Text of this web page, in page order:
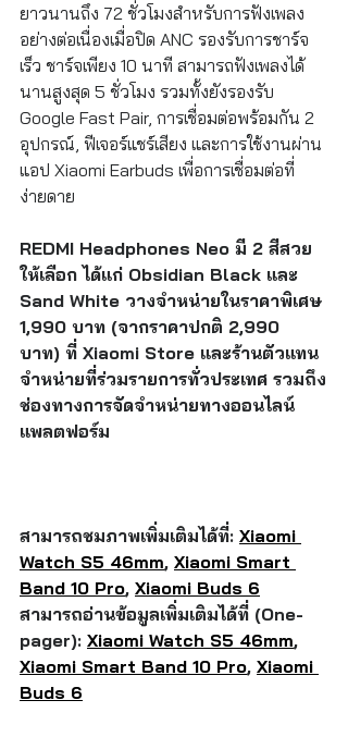
ยาวนานถึง 72 ชั่วโมงสำหรับการฟังเพลง
อย่างต่อเนื่องเมื่อปิด ANC รองรับการชาร์จ
เร็ว ชาร์จเพียง 10 นาที สามารถฟังเพลงได้
นานสูงสุด 5 ชั่วโมง รวมทั้งยังรองรับ
Google Fast Pair, การเชื่อมต่อพร้อมกัน 2
อุปกรณ์, ฟีเจอร์แชร์เสียง และการใช้งานผ่าน
แอป Xiaomi Earbuds เพื่อการเชื่อมต่อที่
ง่ายดาย
REDMI Headphones Neo มี 2 สีสวย
ให้เลือก ได้แก่ Obsidian Black และ
Sand White วางจำหน่ายในราคาพิเศษ
1,990 บาท (จากราคาปกติ 2,990
บาท) ที่ Xiaomi Store และร้านตัวแทน
จำหน่ายที่ร่วมรายการทั่วประเทศ รวมถึง
ช่องทางการจัดจำหน่ายทางออนไลน์
แพลตฟอร์ม
สามารถชมภาพเพิ่มเติมได้ที่: Xiaomi
Watch S5 46mm, Xiaomi Smart
Band 10 Pro, Xiaomi Buds 6
สามารถอ่านข้อมูลเพิ่มเติมได้ที่ (One-
pager): Xiaomi Watch S5 46mm,
Xiaomi Smart Band 10 Pro, Xiaomi
Buds 6